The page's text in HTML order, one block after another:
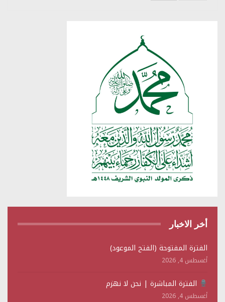
أخر الاخبار
الفترة المفتوحة (الفتح الموعود)
أغسطس 4, 2026
الفترة المباشرة | نحن لا نهزم
أغسطس 4, 2026